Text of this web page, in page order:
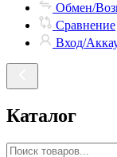
Обмен/
Сравнение
Вход/
Каталог